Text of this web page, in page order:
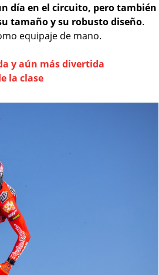
día en el circuito, pero también
tamaño y su robusto diseño.
equipaje de mano.
y aún más divertida
la clase